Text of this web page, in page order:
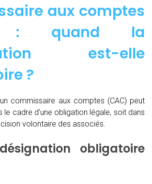
aux comptes
: quand la
est-elle
?
commissaire aux comptes (CAC) peut
le cadre d’une obligation légale, soit dans
volontaire des associés.
obligatoire